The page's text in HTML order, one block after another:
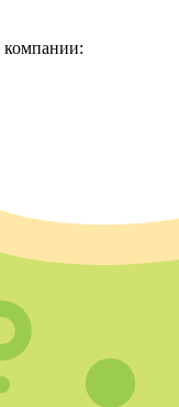
компании: